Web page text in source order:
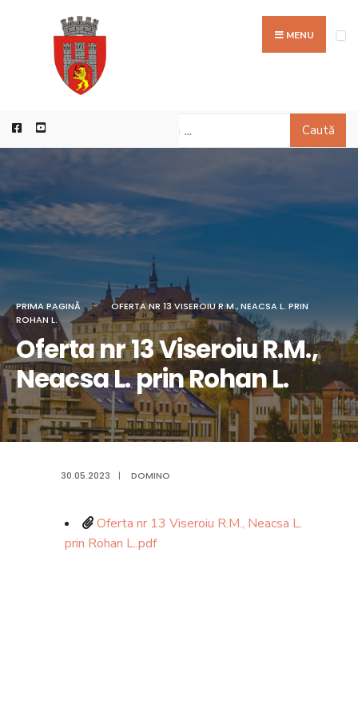
MENU
Caută
PRIMA PAGINĂ
OFERTA NR 13 VISEROIU R.M., NEACSA L. PRIN
ROHAN L.
Oferta nr 13 Viseroiu R.M.,
Neacsa L. prin Rohan L.
30.05.2023 | DOMINO
Oferta nr 13 Viseroiu R.M., Neacsa L.
prin Rohan L..pdf